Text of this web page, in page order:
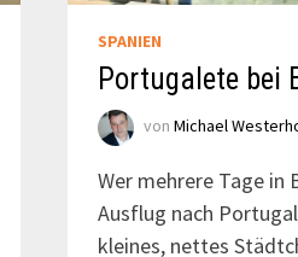
SPANIEN
Portugalete bei
von Michael
Wer mehrere Tage in
Ausflug nach
kleines, nettes